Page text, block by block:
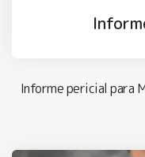
Informe pericial para